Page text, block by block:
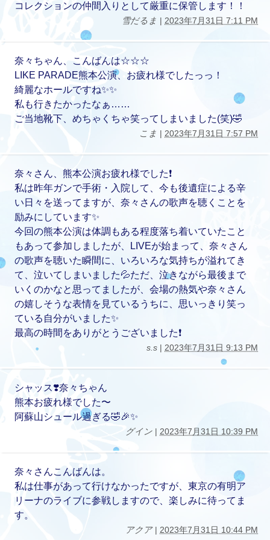
コレクションの仲間入りとして厳重に保管します！！
雪だるま | 2023年7月31日 7:11 PM
奈々ちゃん、こんばんは☆☆☆
LIKE PARADE熊本公演、お疲れ様でしたっっ！
綺麗なホールですね✨✨
私も行きたかったなぁ……
ご当地靴下、めちゃくちゃ笑ってしまいました(笑)🤣
こま | 2023年7月31日 7:57 PM
奈々さん、熊本公演お疲れ様でした❗️
私は昨年ガンで手術・入院して、今も後遺症による辛
い日々を送ってますが、奈々さんの歌声を聴くことを
励みにしています✨
今回の熊本公演は体調もある程度落ち着いていたこと
もあって参加しましたが、LIVEが始まって、奈々さん
の歌声を聴いた瞬間に、いろいろな気持ちが溢れてき
て、泣いてしまいました💦ただ、泣きながら最後まで
いくのかなと思ってましたが、会場の熱気や奈々さん
の嬉しそうな表情を見ているうちに、思いっきり笑っ
ている自分がいました✨
最高の時間をありがとうございました❗️
s.s | 2023年7月31日 9:13 PM
シャッス❣️奈々ちゃん
熊本お疲れ様でした〜
阿蘇山シュール過ぎる🤣🎉✨
グイン | 2023年7月31日 10:39 PM
奈々さんこんばんは。
私は仕事があって行けなかったですが、東京の有明ア
リーナのライブに参戦しますので、楽しみに待ってま
す。
アクア| 2023年7月31日 10:44 PM